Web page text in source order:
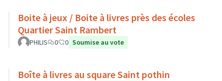
Boite à jeux / Boite à livres près des écoles
Quartier Saint Rambert
PHILIS 0 0 Soumise au vote
Boîte à livres au square Saint pothin